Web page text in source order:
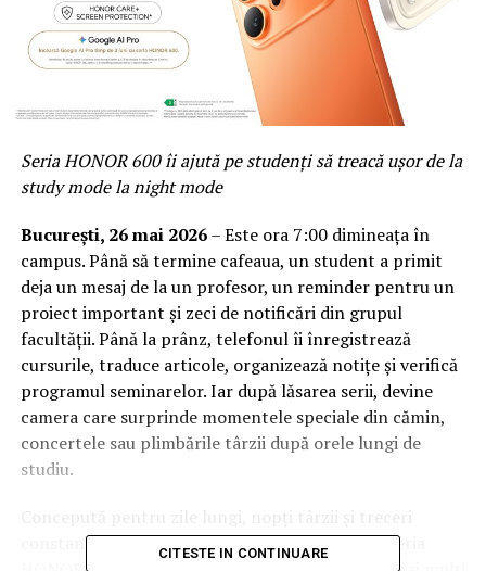
Seria HONOR 600 îi ajută pe studenți să treacă ușor de la
study mode la night mode
București, 26 mai 2026– Este ora 7:00 dimineața în
campus. Până să termine cafeaua, un student a primit
deja un mesaj de la un profesor, un reminder pentru un
proiect important și zeci de notificări din grupul
facultății. Până la prânz, telefonul îi înregistrează
cursurile, traduce articole, organizează notițe și verifică
programul seminarelor. Iar după lăsarea serii, devine
camera care surprinde momentele speciale din cămin,
concertele sau plimbările târzii după orele lungi de
studiu.
constante între învățare, muncă și socializare, seria
CITESTE IN CONTINUARE